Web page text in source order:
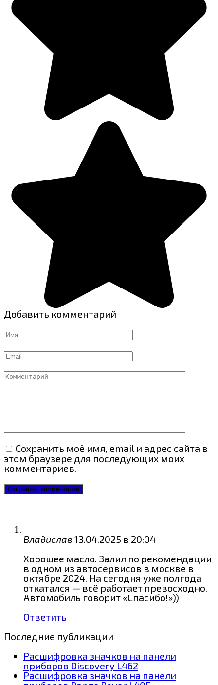
Добавить комментарий
Имя
Email
Комментарий
Сохранить моё имя, email и адрес сайта в
этом браузере для последующих моих
комментариев.
Владислав 13.04.2025 в 20:04
Хорошее масло. Залил по рекомендации
в одном из автосервисов в москве в
октябре 2024. На сегодня уже полгода
откатался — всё работает превосходно.
Автомобиль говорит «Спасибо!»))
Ответить
Последние публикации
Расшифровка значков на панели
приборов Discovery L462
Расшифровка значков на панели